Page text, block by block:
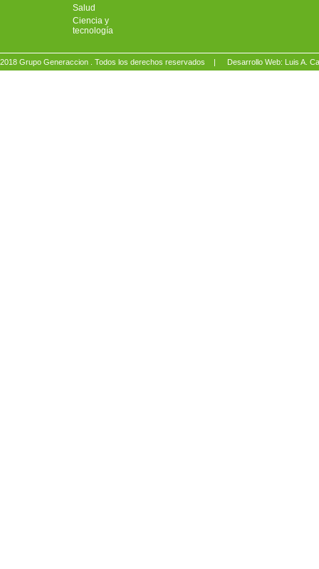
Salud
Ciencia y
tecnología
2018 Grupo Generaccion . Todos los derechos reservados | Desarrollo Web: Luis